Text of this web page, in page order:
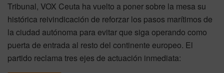
Tribunal, VOX Ceuta ha vuelto a poner sobre la mesa su
histórica reivindicación de reforzar los pasos marítimos de
la ciudad autónoma para evitar que siga operando como
puerta de entrada al resto del continente europeo. El
partido reclama tres ejes de actuación inmediata: